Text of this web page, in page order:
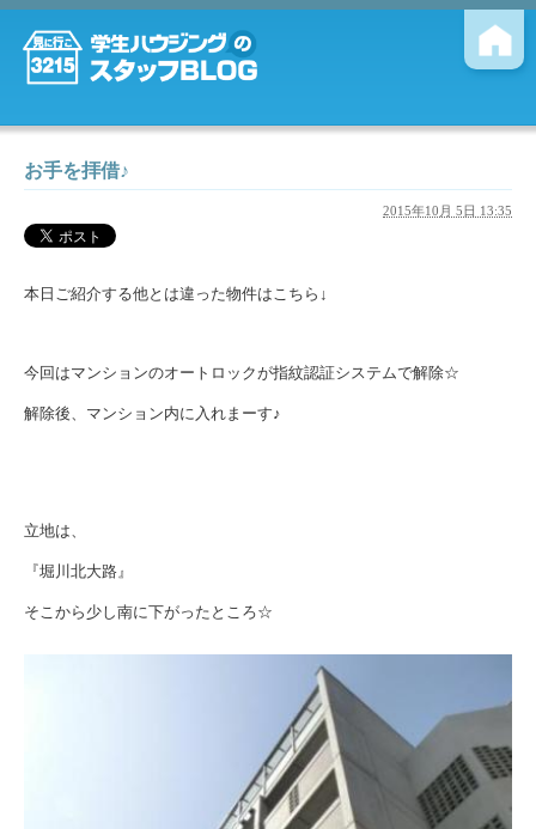
お手を拝借♪
2015年10月 5日 13:35
本日ご紹介する他とは違った物件はこちら↓
今回はマンションのオートロックが指紋認証システムで解除☆
解除後、マンション内に入れまーす♪
立地は、
『堀川北大路』
そこから少し南に下がったところ☆